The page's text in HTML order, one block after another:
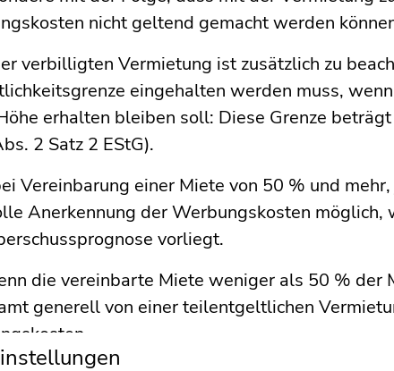
nicht geltend gemacht werden
verbilligten Vermietung ist zusätzlich zu
eingehalten werden muss,
erhalten bleiben soll: Diese Grenze
2 Satz 2 EStG).
Vereinbarung einer Miete von 50 % und
Anerkennung der Werbungskosten möglich,
vorliegt.
die vereinbarte Miete weniger als 50 % der
generell von einer teilentgeltlichen